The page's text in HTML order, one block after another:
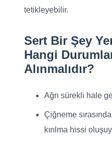
tetikleyebilir.
Sert Bir Şey
Hangi
Alınmalıdır?
Ağrı sürekli hale
Çiğneme
kırılma hissi